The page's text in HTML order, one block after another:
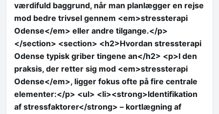
værdifuld baggrund, når man planlægger en rejse
mod bedre trivsel gennem <em>stressterapi
Odense</em> eller andre tilgange.</p>
</section> <section> <h2>Hvordan stressterapi
Odense typisk griber tingene an</h2> <p>I den
praksis, der retter sig mod <em>stressterapi
Odense</em>, ligger fokus ofte på fire centrale
elementer:</p> <ul> <li><strong>Identifikation
af stressfaktorer</strong> – kortlægning af